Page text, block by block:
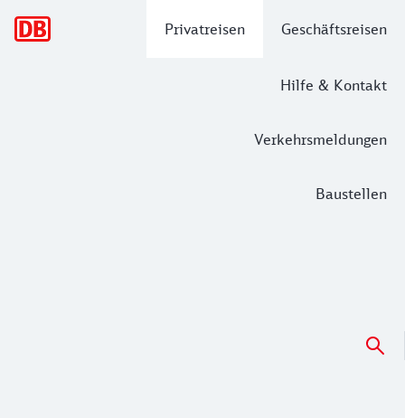
Privatreisen Geschäftsreisen
Hilfe & Kontakt
Verkehrsmeldungen
Baustellen